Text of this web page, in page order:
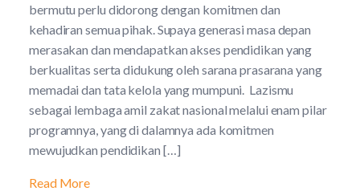
bermutu perlu didorong dengan komitmen dan
kehadiran semua pihak. Supaya generasi masa depan
merasakan dan mendapatkan akses pendidikan yang
berkualitas serta didukung oleh sarana prasarana yang
memadai dan tata kelola yang mumpuni. Lazismu
sebagai lembaga amil zakat nasional melalui enam pilar
programnya, yang di dalamnya ada komitmen
mewujudkan pendidikan […]
Read More